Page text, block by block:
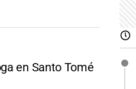
en Santo Tomé